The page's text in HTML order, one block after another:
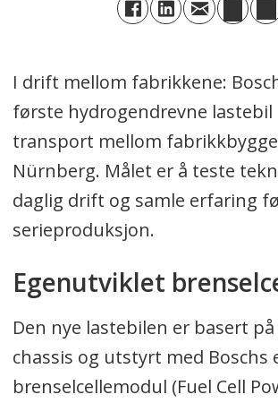
I drift mellom fabrikkene:
første hydrogendrevne
transport mellom
Nürnberg. Målet er å teste
daglig drift og samle erfaring
serieproduksjon.
Egenutviklet
Den nye lastebilen er basert på
chassis og utstyrt med Boschs
brenselcellemodul (Fuel Cell